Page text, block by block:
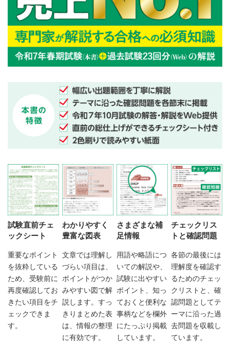
試験直前チェ
ックシート
重要なポイント
を抜粋している
ため、受験前に
再度確認してお
きたい項目をチ
ェックできま
す。
わかりやすく
豊富な図表
文章では理解し
づらい項目は、
ポイントがつか
みやすい図で解
説します。すっ
きりまとめた表
は、情報の整理
に有効です。
さまざまな補
足情報
用語や略語につ
いての解説や、
試験に出やすい
ポイント、知っ
ておくと便利な
事柄などを欄外
にたっぷり掲載
しています。
チェックリス
トと確認問題
各節の最後には
理解度を確認す
るためのチェッ
クリストと、確
認問題としてテ
ーマに沿った過
去問題を収載し
ています。